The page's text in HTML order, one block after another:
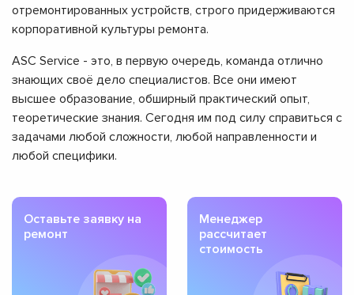
отремонтированных устройств, строго придерживаются
корпоративной культуры ремонта.
ASC Service - это, в первую очередь, команда отлично
знающих своё дело специалистов. Все они имеют
высшее образование, обширный практический опыт,
теоретические знания. Сегодня им под силу справиться с
задачами любой сложности, любой направленности и
любой специфики.
Оставьте заявку на
ремонт
Менеджер
рассчитает
стоимость